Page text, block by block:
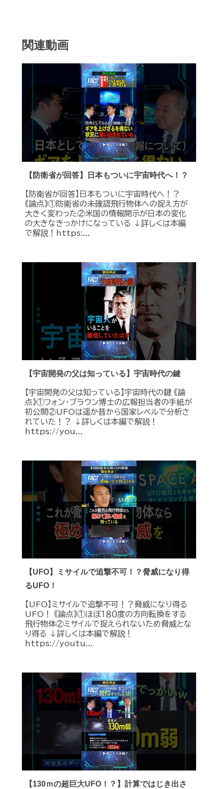
関連動画
【防衛省が回答】日本もついに宇宙時代へ！？
【防衛省が回答】日本もついに宇宙時代へ！？
《論点》①防衛省の未確認飛行物体への捉え方が
大きく変わった②米国の情報開示が日本の変化
の大きなきっかけになっている ↓詳しくは本編
で解説！https:...
【宇宙開発の父は知っている】宇宙時代の鍵
【宇宙開発の父は知っている】宇宙時代の鍵 《論
点》①フォン・ブラウン博士の広報担当者の手紙が
初公開②UFOは遥か昔から国家レベルで分析さ
れていた！？ ↓詳しくは本編で解説！
https://you...
【UFO】ミサイルで追撃不可！？脅威になり得
るUFO！
【UFO】ミサイルで追撃不可！？脅威になり得る
UFO！ 《論点》①ほぼ１８０度の方向転換をする
飛行物体②ミサイルで捉えられないため脅威とな
り得る ↓詳しくは本編で解説！
https://youtu...
【130ｍの超巨大UFO！？】計算ではじき出さ